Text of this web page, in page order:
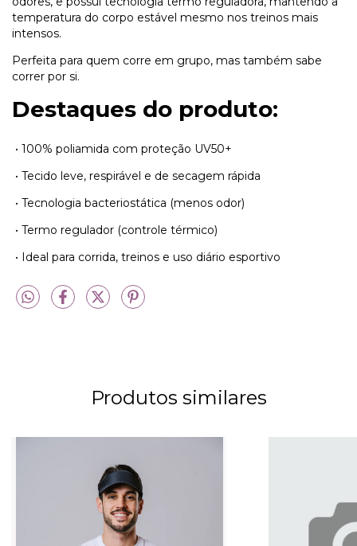
temperatura do corpo estável mesmo nos treinos mais
intensos.
Perfeita para quem corre em grupo, mas também sabe
correr por si.
Destaques do produto:
• 100% poliamida com proteção UV50+
• Tecido leve, respirável e de secagem rápida
• Tecnologia bacteriostática (menos odor)
• Termo regulador (controle térmico)
• Ideal para corrida, treinos e uso diário esportivo
Produtos similares